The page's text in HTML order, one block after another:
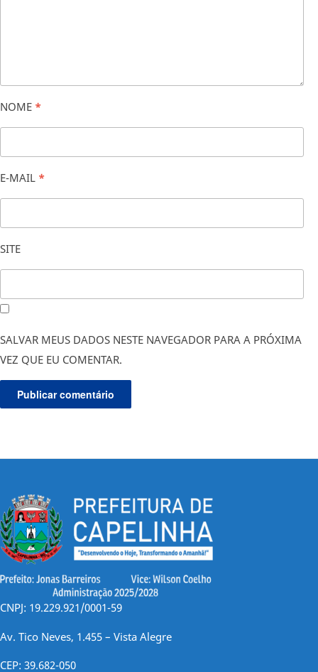
NOME *
E-MAIL *
SITE
SALVAR MEUS DADOS NESTE NAVEGADOR PARA A PRÓXIMA
VEZ QUE EU COMENTAR.
CNPJ: 19.229.921/0001-59
Av. Tico Neves, 1.455 – Vista Alegre
CEP: 39.682-050